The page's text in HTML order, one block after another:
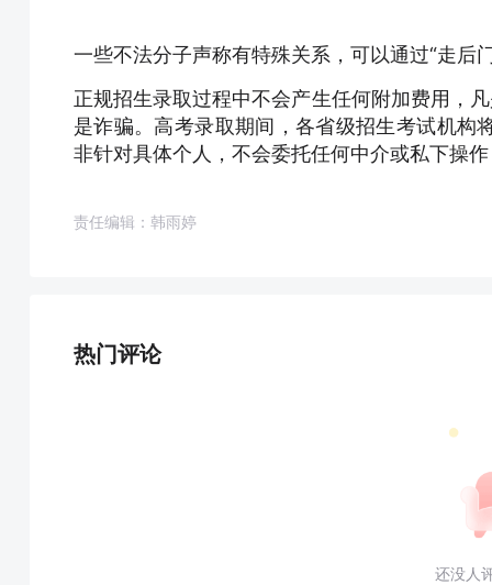
一些不法分子声称有特殊关系，可以通过“走后
正规招生录取过程中不会产生任何附加费用，
是诈骗。高考录取期间，各省级招生考试机构
非针对具体个人，不会委托任何中介或私下操
责任编辑：韩雨婷
热门评论
还没人